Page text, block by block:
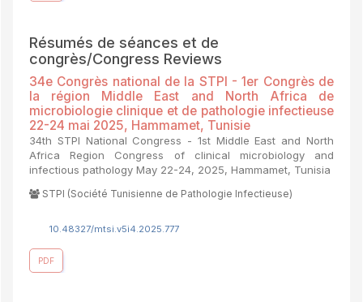
Résumés de séances et de
congrès/Congress Reviews
34e Congrès national de la STPI - 1er Congrès de
la région Middle East and North Africa de
microbiologie clinique et de pathologie infectieuse
22-24 mai 2025, Hammamet, Tunisie
34th STPI National Congress - 1st Middle East and North
Africa Region Congress of clinical microbiology and
infectious pathology May 22-24, 2025, Hammamet, Tunisia
STPI (Société Tunisienne de Pathologie Infectieuse)
10.48327/mtsi.v5i4.2025.777
PDF